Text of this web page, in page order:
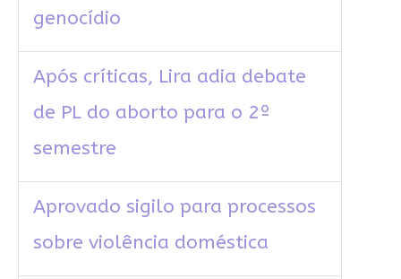
genocídio
Após críticas, Lira adia debate
de PL do aborto para o 2º
semestre
Aprovado sigilo para processos
sobre violência doméstica